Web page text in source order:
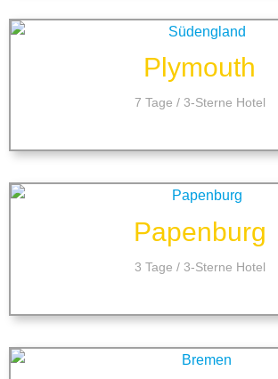
Plymouth
7 Tage / 3-Sterne Hotel
Papenburg
3 Tage / 3-Sterne Hotel